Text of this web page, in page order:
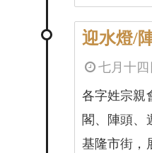
迎水燈/
七月十四
各字姓宗親
閣、陣頭、
基隆市街，